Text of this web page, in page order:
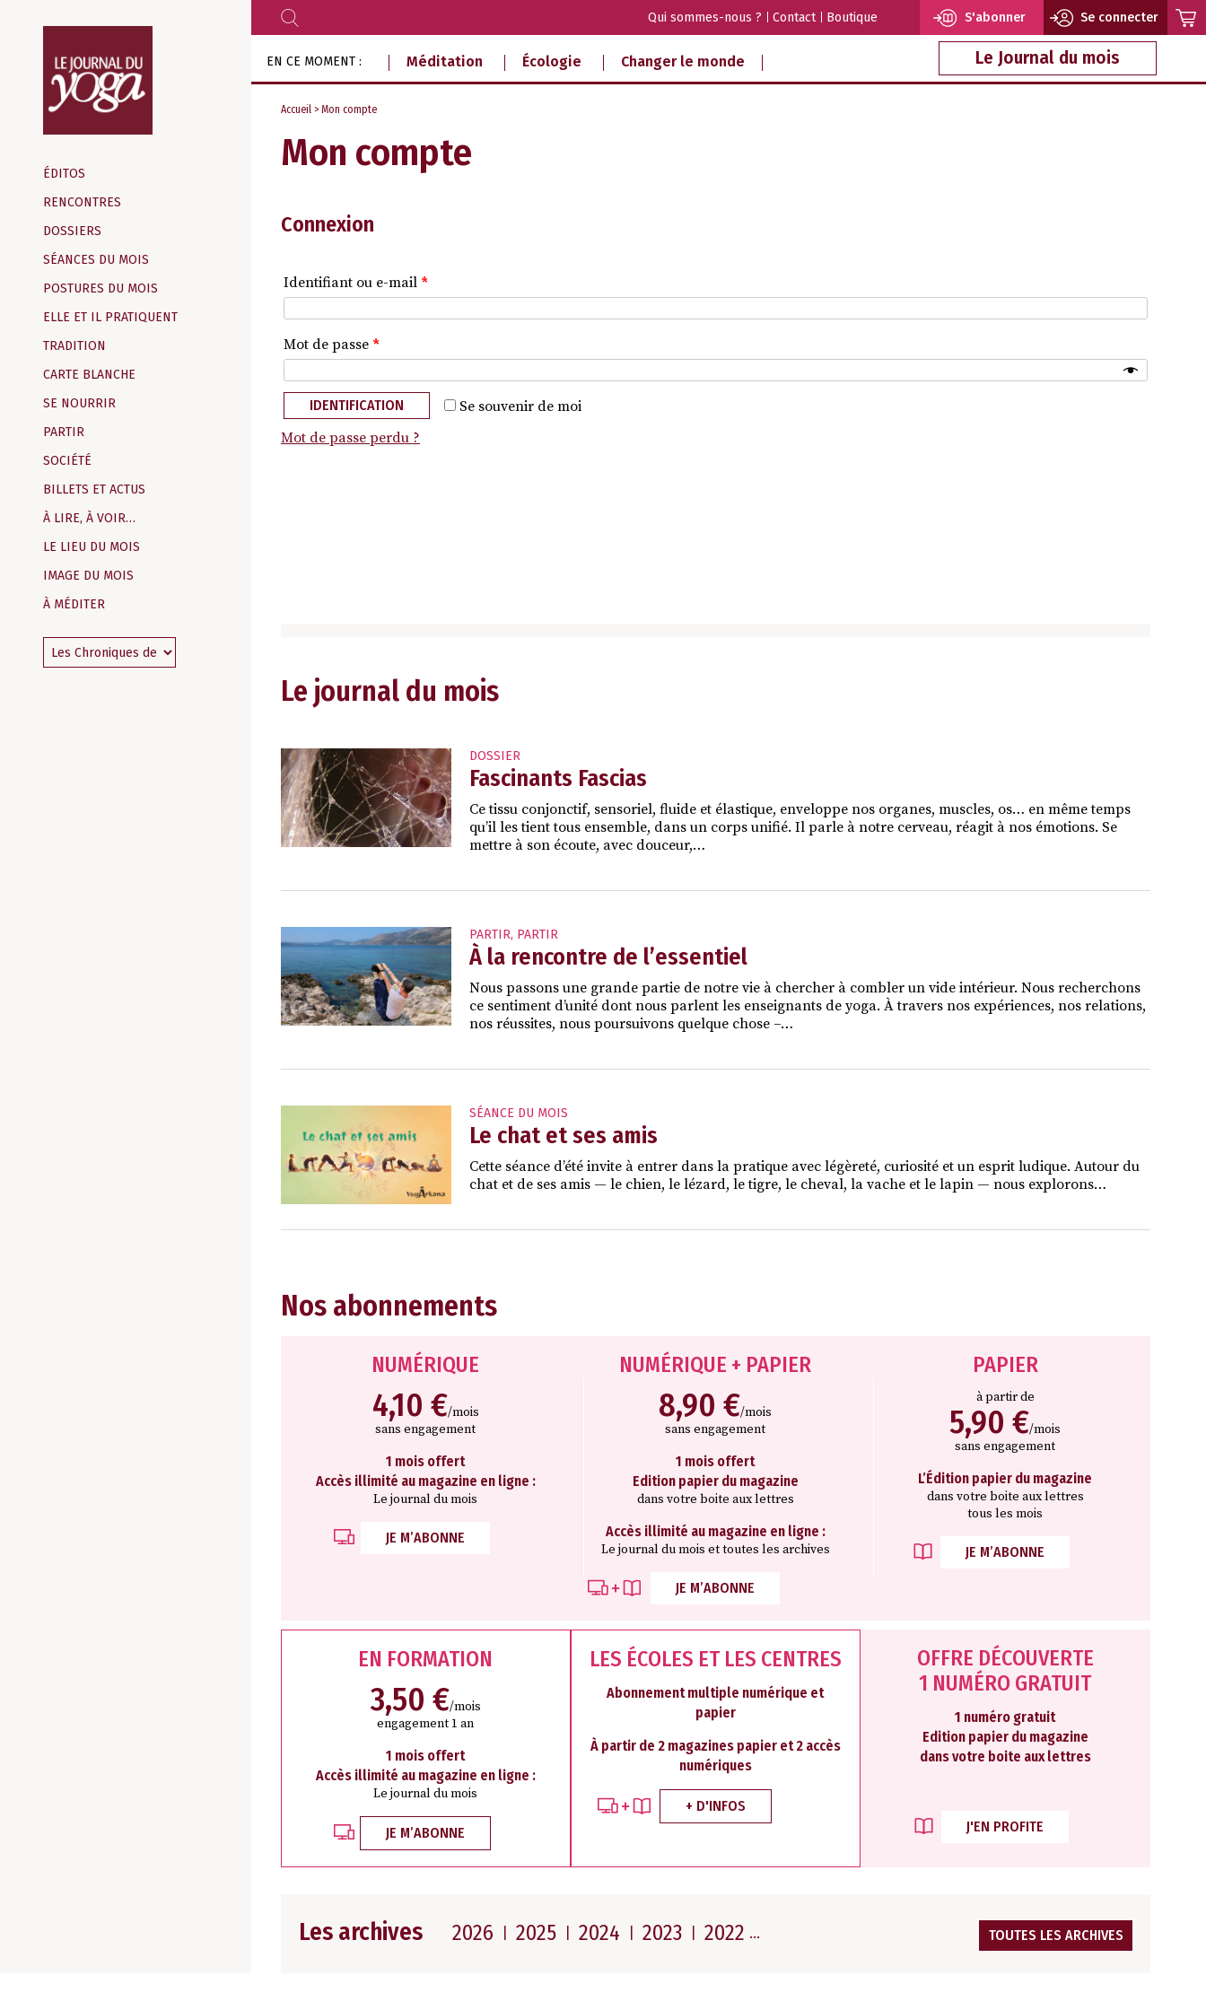
d‘information
indépendant
ÉDITOS
RENCONTRES
DOSSIERS
SÉANCES DU MOIS
POSTURES DU MOIS
ELLE ET IL PRATIQUENT
TRADITION
CARTE BLANCHE
SE NOURRIR
PARTIR
SOCIÉTÉ
BILLETS ET ACTUS
À LIRE, À VOIR…
LE LIEU DU MOIS
IMAGE DU MOIS
À MÉDITER
RECHERCHER Qui sommes-nous ? Contact Boutique S'abonner Se connecter
EN CE MOMENT : Méditation Écologie Changer le monde Le Journal du mois
Accueil > Mon compte
Mon compte
Connexion
Identifiant ou e-mail *
Mot de passe *
Se souvenir de moi
IDENTIFICATION
Mot de passe perdu ?
Le journal du mois
DOSSIER
Fascinants Fascias
Ce tissu conjonctif, sensoriel, fluide et élastique, enveloppe nos organes, muscles, os… en même temps
qu’il les tient tous ensemble, dans un corps unifié. Il parle à notre cerveau, réagit à nos émotions. Se
mettre à son écoute, avec douceur,…
PARTIR, PARTIR
À la rencontre de l’essentiel
Nous passons une grande partie de notre vie à chercher à combler un vide intérieur. Nous recherchons
ce sentiment d’unité dont nous parlent les enseignants de yoga. À travers nos expériences, nos relations,
nos réussites, nous poursuivons quelque chose –…
SÉANCE DU MOIS
Le chat et ses amis
Cette séance d’été invite à entrer dans la pratique avec légèreté, curiosité et un esprit ludique. Autour du
chat et de ses amis — le chien, le lézard, le tigre, le cheval, la vache et le lapin — nous explorons…
Nos abonnements
NUMÉRIQUE
4,10 €/mois
sans engagement
1 mois offert
Accès illimité au magazine en ligne :
Le journal du mois
JE M’ABONNE
NUMÉRIQUE + PAPIER
8,90 €/mois
sans engagement
1 mois offert
Edition papier du magazine
dans votre boite aux lettres
Accès illimité au magazine en ligne :
Le journal du mois et toutes les archives
JE M’ABONNE
PAPIER
à partir de
5,90 €/mois
sans engagement
L’Édition papier du magazine
dans votre boite aux lettres
tous les mois
JE M’ABONNE
EN FORMATION
3,50 €/mois
engagement 1 an
1 mois offert
Accès illimité au magazine en ligne :
Le journal du mois
JE M’ABONNE
LES ÉCOLES ET LES CENTRES
Abonnement multiple numérique et
papier
À partir de 2 magazines papier et 2 accès
numériques
+ D'INFOS
OFFRE DÉCOUVERTE
1 NUMÉRO GRATUIT
1 numéro gratuit
Edition papier du magazine
dans votre boite aux lettres
J'EN PROFITE
Les archives 2026 2025 2024 2023 2022 TOUTES LES ARCHIVES